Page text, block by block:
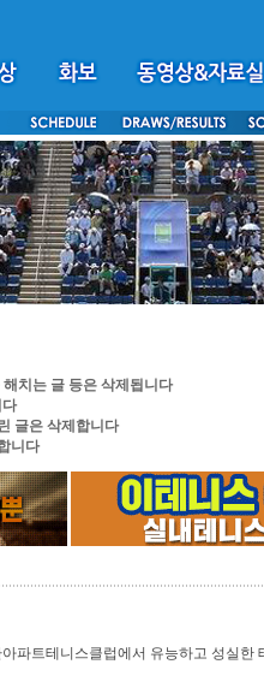
치는 글 등은 삭제됩니다
글은 삭제합니다
니다
파트테니스클럽에서 유능하고 성실한